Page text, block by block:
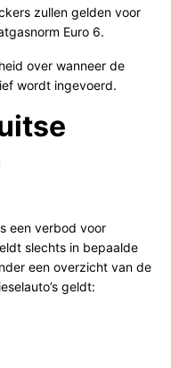
zullen gelden voor
Euro 6.
over wanneer de
wordt ingevoerd.
een verbod voor
slechts in bepaalde
een overzicht van de
geldt: